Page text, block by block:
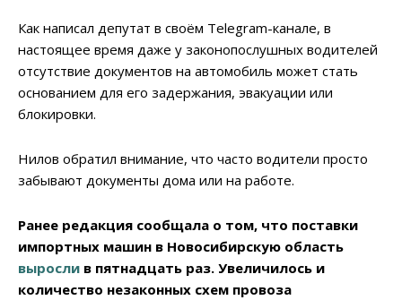
Как написал депутат в своём Telegram-канале, в
настоящее время даже у законопослушных водителей
отсутствие документов на автомобиль может стать
основанием для его задержания, эвакуации или
блокировки.
Нилов обратил внимание, что часто водители просто
забывают документы дома или на работе.
Ранее редакция сообщала о том, что поставки
импортных машин в Новосибирскую область
выросли в пятнадцать раз. Увеличилось и
количество незаконных схем провоза